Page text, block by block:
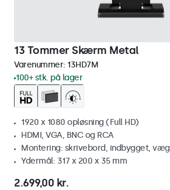
13 Tommer Skærm Metal
Varenummer: 13HD7M
100+ stk. på lager
1920 x 1080 opløsning (Full HD)
HDMI, VGA, BNC og RCA
Montering: skrivebord, indbygget, væg
Ydermål: 317 x 200 x 35 mm
2.699,00 kr.